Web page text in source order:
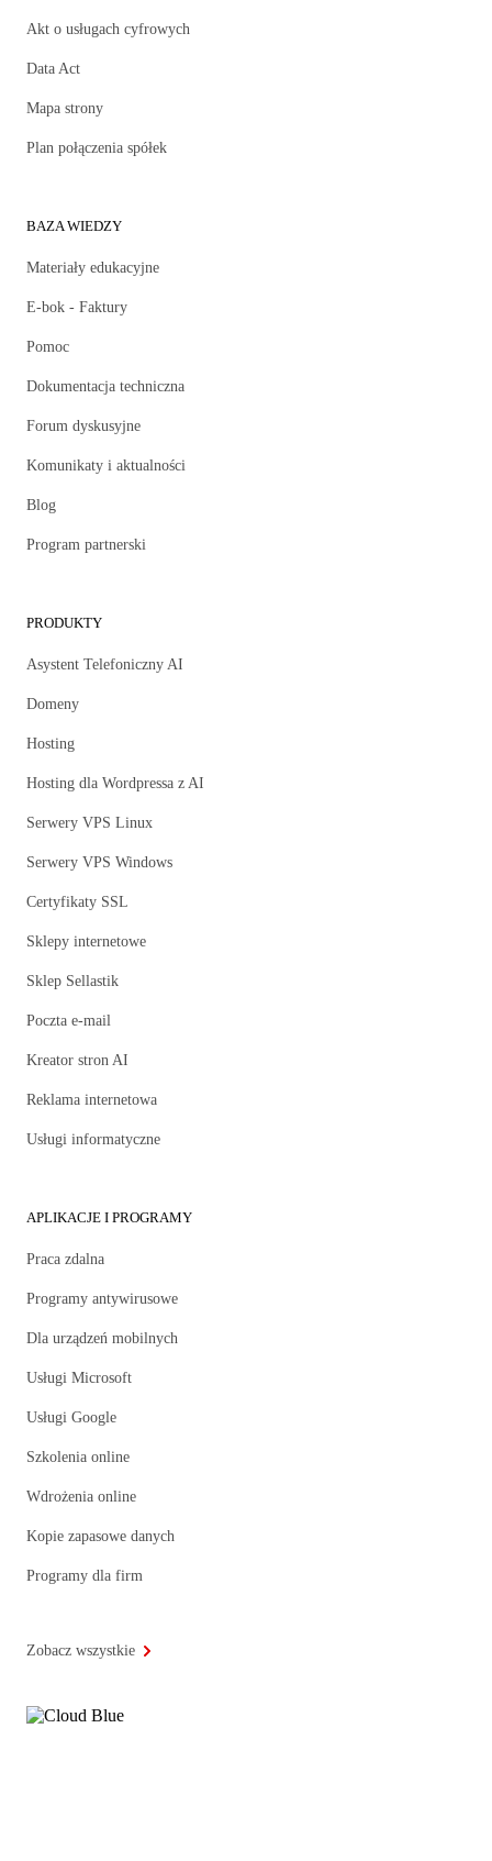
Akt o usługach cyfrowych
Data Act
Mapa strony
Plan połączenia spółek
BAZA WIEDZY
Materiały edukacyjne
E-bok - Faktury
Pomoc
Dokumentacja techniczna
Forum dyskusyjne
Komunikaty i aktualności
Blog
Program partnerski
PRODUKTY
Asystent Telefoniczny AI
Domeny
Hosting
Hosting dla Wordpressa z AI
Serwery VPS Linux
Serwery VPS Windows
Certyfikaty SSL
Sklepy internetowe
Sklep Sellastik
Poczta e-mail
Kreator stron AI
Reklama internetowa
Usługi informatyczne
APLIKACJE I PROGRAMY
Praca zdalna
Programy antywirusowe
Dla urządzeń mobilnych
Usługi Microsoft
Usługi Google
Szkolenia online
Wdrożenia online
Kopie zapasowe danych
Programy dla firm
Zobacz wszystkie